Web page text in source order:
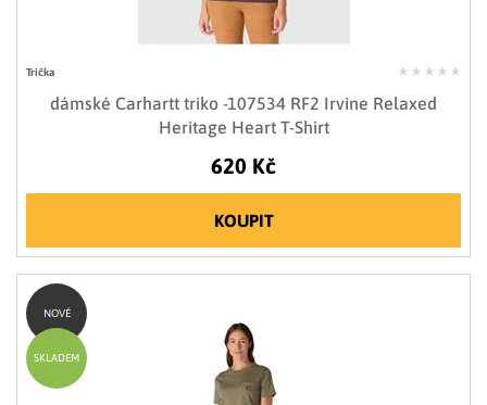
Trička
dámské Carhartt triko -107534 RF2 Irvine Relaxed
Heritage Heart T-Shirt
620 Kč
KOUPIT
NOVÉ
SKLADEM